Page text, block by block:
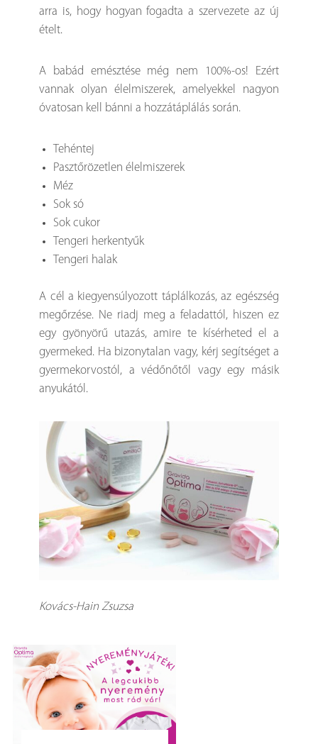
arra is, hogy hogyan fogadta a szervezete az új
ételt.
A babád emésztése még nem 100%-os! Ezért
vannak olyan élelmiszerek, amelyekkel nagyon
óvatosan kell bánni a hozzátáplálás során.
Tehéntej
Pasztőrözetlen élelmiszerek
Méz
Sok só
Sok cukor
Tengeri herkentyűk
Tengeri halak
A cél a kiegyensúlyozott táplálkozás, az egészség
megőrzése. Ne riadj meg a feladattól, hiszen ez
egy gyönyörű utazás, amire te kísérheted el a
gyermeked. Ha bizonytalan vagy, kérj segítséget a
gyermekorvostól, a védőnőtől vagy egy másik
anyukától.
Kovács-Hain Zsuzsa